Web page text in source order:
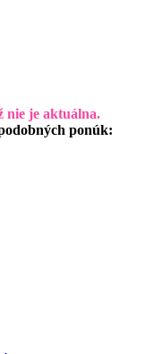
nie je aktuálna.
ponúk: